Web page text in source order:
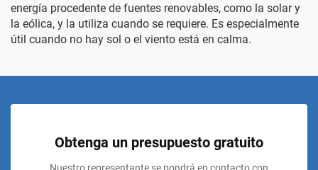
energía procedente de fuentes renovables, como la solar y
la eólica, y la utiliza cuando se requiere. Es especialmente
útil cuando no hay sol o el viento está en calma.
Obtenga un presupuesto gratuito